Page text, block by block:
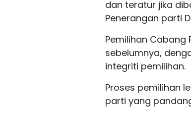
dan teratur jika
Penerangan parti
Pemilihan Cabang
sebelumnya,
integriti pemilihan.
Proses pemilihan
parti yang